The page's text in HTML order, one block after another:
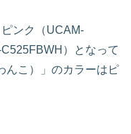
ンク（UCAM-
）となって
んこ）」のカラーはピ